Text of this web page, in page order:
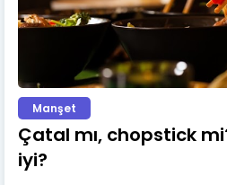
Manşet
Çatal mı, chopstick
iyi?